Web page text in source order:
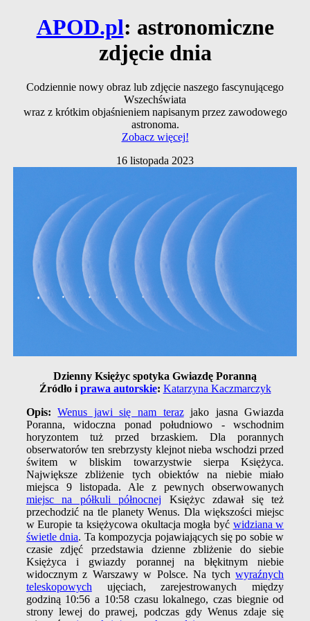
APOD.pl: astronomiczne
zdjęcie dnia
Codziennie nowy obraz lub zdjęcie naszego fascynującego
Wszechświata
wraz z krótkim objaśnieniem napisanym przez zawodowego
astronoma.
Zobacz więcej!
16 listopada 2023
Dzienny Księżyc spotyka Gwiazdę Poranną
Źródło iprawa autorskie: Katarzyna Kaczmarczyk
Opis:Wenus jawi się nam terazjako jasna Gwiazda
Poranna, widoczna ponad południowo - wschodnim
horyzontem tuż przed brzaskiem. Dla porannych
obserwatorów ten srebrzysty klejnot nieba wschodzi przed
świtem w bliskim towarzystwie sierpa Księżyca.
Największe zbliżenie tych obiektów na niebie miało
miejsca 9 listopada. Ale z pewnych obserwowanych
miejsc na półkuli północnej Księżyc zdawał się też
przechodzić na tle planety Wenus. Dla większości miejsc
w Europie ta księżycowa okultacja mogła być widziana w
świetle dnia. Ta kompozycja pojawiających się po sobie w
czasie zdjęć przedstawia dzienne zbliżenie do siebie
Księżyca i gwiazdy porannej na błękitnym niebie
widocznym z Warszawy w Polsce. Na tychwyraźnych
teleskopowychujęciach, zarejestrowanych między
godziną 10:56 a 10:58 czasu lokalnego, czas biegnie od
strony lewej do prawej, podczas gdy Wenus zdaje się